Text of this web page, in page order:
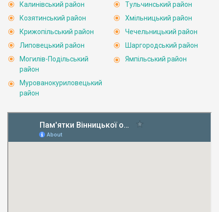
Калинівський район
Козятинський район
Крижопільський район
Липовецький район
Могилів-Подільський
район
Мурованокуриловецький
район
Тульчинський район
Хмільницький район
Чечельницький район
Шаргородський район
Ямпільський район